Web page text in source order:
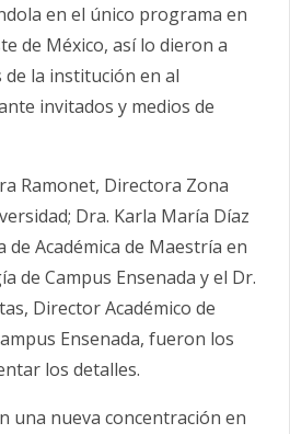
en el único programa en
de México, así lo dieron a
la institución en al
invitados y medios de
Ramonet, Directora Zona
Dra. Karla María Díaz
Académica de Maestría en
de Campus Ensenada y el Dr.
Director Académico de
Ensenada, fueron los
los detalles.
una nueva concentración en